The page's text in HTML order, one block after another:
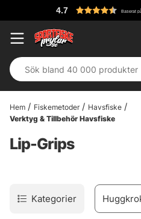
4.7 Baserat
Hem Fiskemetoder
Havsfiske
Verktyg & Tillbehör Havsfiske
Lip-Grips
Kategorier